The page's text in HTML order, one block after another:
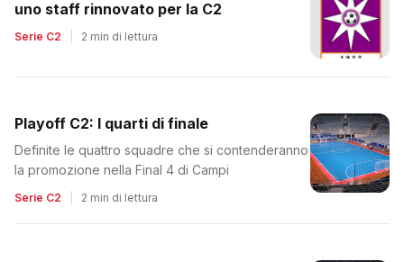
uno staff rinnovato per la C2
Serie C2 2 min di lettura
Playoff C2: I quarti di finale
Definite le quattro squadre che si contenderanno
la promozione nella Final 4 di Campi
Serie C2 2 min di lettura